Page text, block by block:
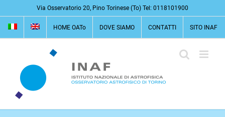
al
contenuto
Via Osservatorio 20, Pino Torinese (To) Tel: 0118101900
HOME OATo DOVE SIAMO CONTATTI SITO INAF